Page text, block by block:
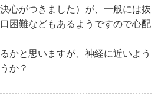
心がつきました）が、一般には抜
困難などもあるようですので心配
かと思いますが、神経に近いよう
か？